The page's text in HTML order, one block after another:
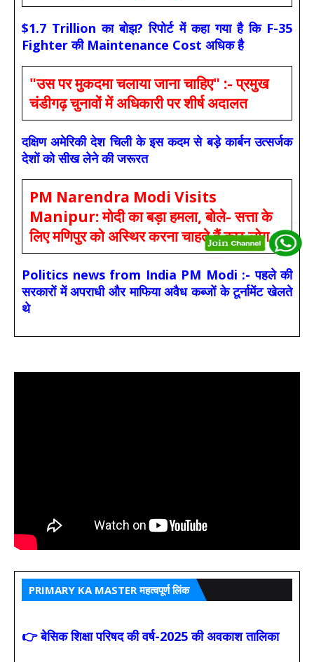
$1.7 Trillion का बोझ? रिपोर्ट में कहा गया है कि F-35
Fighter की Maintenance Cost अधिक है
"उस पर मुकदमा चलाया जाना चाहिए" :- प्रमुख
चंडीगढ़ चुनावों में अधिकारी पर शीर्ष अदालत
दक्षिण अमेरिकी देश चिली के इस कदम से बड़े कार्बन उत्सर्जक
देशों को सीख लेने की जरूरत
PM Narendra Modi Visits
Manipur: मोदी का बड़ा हमला, बोले- सत्ता के
लिए मणिपुर को अस्थिर करना चाहते हैं कुछ लोग
Politics news from India PM Modi :- पहले की
सरकारों में अपराधी और माफिया अवैध कब्जों के टूर्नामेंट खेलते
थे
PRIMARY KA MASTER महत्वपूर्ण लिंक
👉 बेसिक शिक्षा परिषद की वर्ष-2025 की अवकाश तालिका